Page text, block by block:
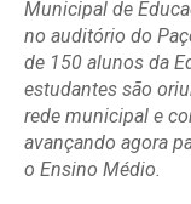
Municipal de
no auditório do
de 150 alunos da
estudantes são
rede municipal e
avançando agora
o Ensino Médio.